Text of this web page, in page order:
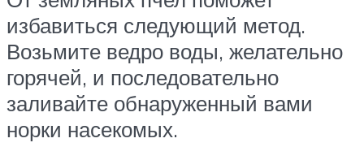
избавиться следующий метод.
Возьмите ведро воды, желательно
горячей, и последовательно
заливайте обнаруженный вами
норки насекомых.